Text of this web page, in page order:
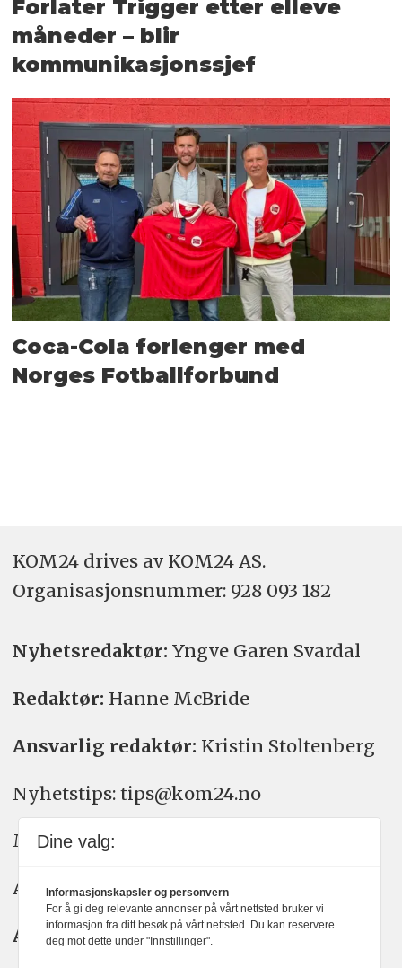
Forlater Trigger etter elleve
måneder – blir
kommunikasjonssjef
Coca-Cola forlenger med
Norges Fotballforbund
KOM24 drives av KOM24 AS.
Organisasjons­nummer: 928 093 182
Nyhetsredaktør: Yngve Garen Svardal
Redaktør: Hanne McBride
Ansvarlig redaktør: Kristin Stoltenberg
Nyhetstips: tips@kom24.no
Meninger: meninger@kom24.no
Annonse: annonse@watchmedia.no
Abonnement:kom24@watchmedia.no
Dine valg:
Informasjonskapsler og personvern
For å gi deg relevante annonser på vårt nettsted bruker vi
informasjon fra ditt besøk på vårt nettsted. Du kan reservere
deg mot dette under "Innstillinger".